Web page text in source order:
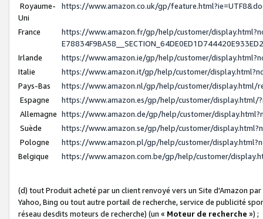
Royaume-
Uni
https://www.amazon.co.uk/gp/
France
https://www.amazon.fr/gp/help/customer/
Irlande
https://www.amazon.ie/gp/help/customer/
Italie
https://www.amazon.it/gp/help/customer/
Pays-Bas
https://www.amazon.nl/gp/help/customer/display.html/
Espagne
https://www.amazon.es/gp/help/customer/display.html/
Allemagne https://www.amazon.de/gp/help/customer/
Suède
https://www.amazon.se/gp/help/customer/
Pologne
https://www.amazon.pl/gp/help/customer/
Belgique
https://www.amazon.com.be/gp/help/customer/
(d) tout Produit acheté par un client renvoyé vers un Site d'Amazon
Yahoo, Bing ou tout autre portail de recherche, service de publicité
réseau desdits moteurs de recherche) (un « Moteur de recherche ») ;